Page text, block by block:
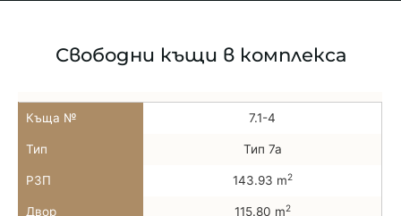
Свободни къщи в комплекса
Къща № 7.1-4
Тип Тип 7а
РЗП 143.93 m2
Двор 115.80 m2